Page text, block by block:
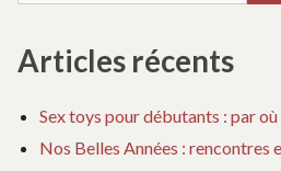
Articles récents
Sex toys pour débutants : par
Nos Belles Années : rencontres